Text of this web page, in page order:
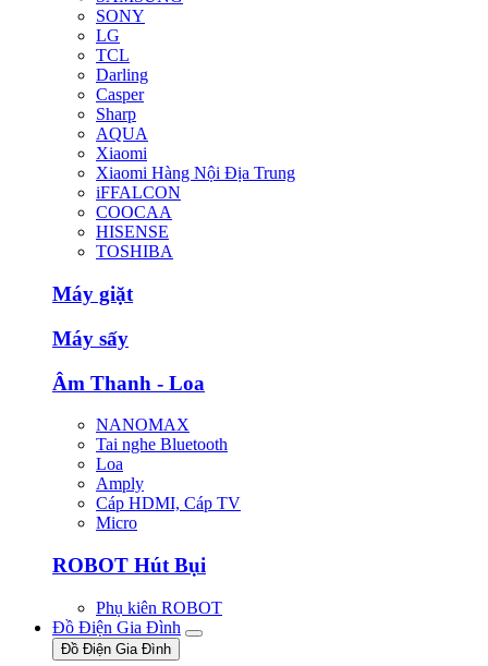
SONY
LG
TCL
Darling
Casper
Sharp
AQUA
Xiaomi
Xiaomi Hàng Nội Địa Trung
iFFALCON
COOCAA
HISENSE
TOSHIBA
Máy giặt
Máy sấy
Âm Thanh - Loa
NANOMAX
Tai nghe Bluetooth
Loa
Amply
Cáp HDMI, Cáp TV
Micro
ROBOT Hút Bụi
Phụ kiên ROBOT
Đồ Điện Gia Đình
Đồ Điện Gia Đình